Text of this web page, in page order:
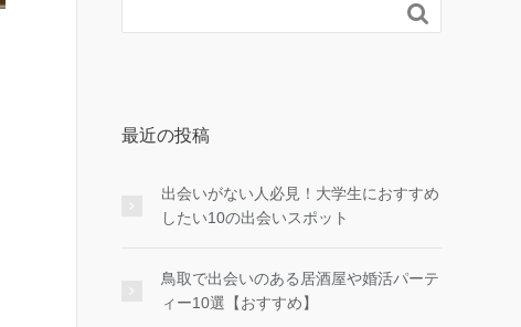

最近の投稿
出会いがない人必見！大学生におすすめ
したい10の出会いスポット
鳥取で出会いのある居酒屋や婚活パーテ
ィー10選【おすすめ】